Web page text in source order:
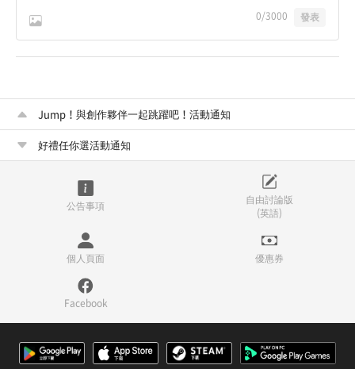
0/3000 發表
Jump！與創作夥伴一起跳躍吧！活動通知
好禮任你選活動通知
公告事項
自由討論版
(英語)
個人頁面 優惠券
Facebook